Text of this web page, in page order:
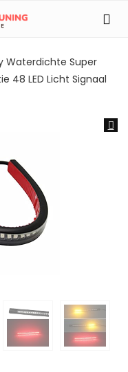
Waterdichte Super
48 LED Licht Signaal